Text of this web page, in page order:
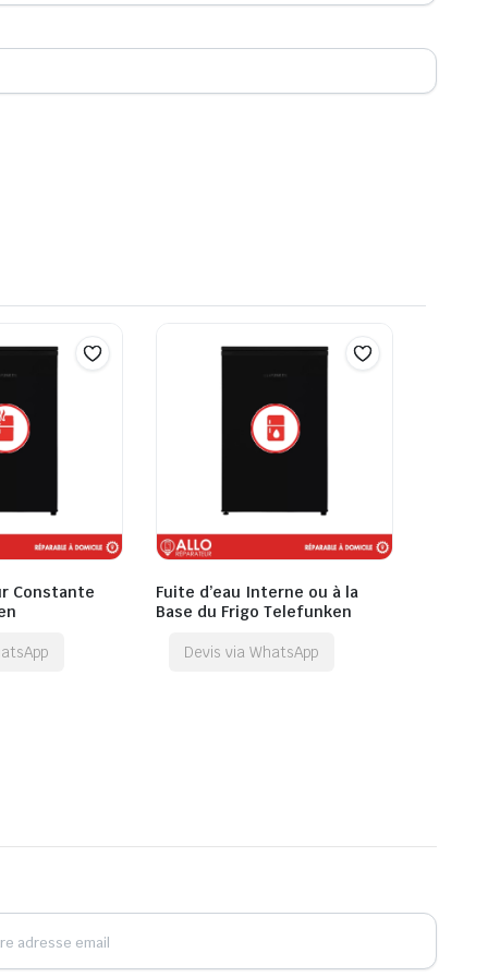
Constante
Fuite d’eau Interne ou à la
Base du Frigo Telefunken
Devis via WhatsApp